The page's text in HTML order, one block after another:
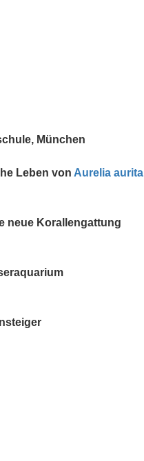
München
Leben von Aurelia aurita
neue Korallengattung